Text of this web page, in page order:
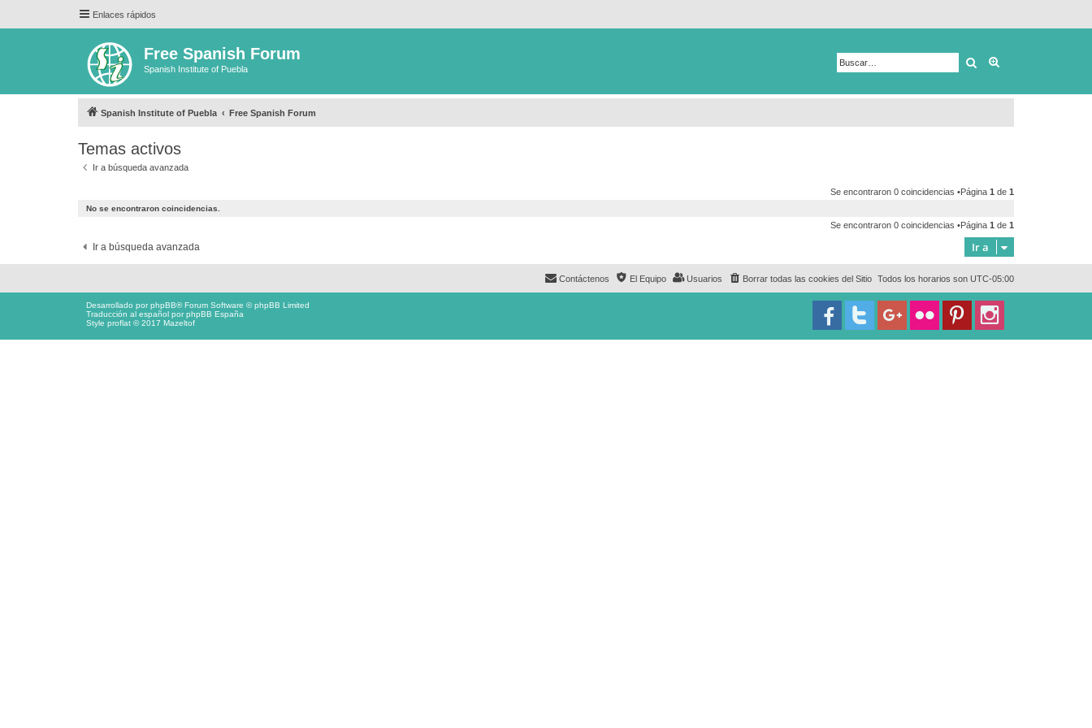
Enlaces rápidos
Free Spanish Forum
Spanish Institute of Puebla Buscar
Spanish Institute of Puebla Free Spanish Forum
Temas activos
Ir a búsqueda avanzada
Se encontraron 0 coincidencias •Página 1 de 1
No se encontraron coincidencias.
Se encontraron 0 coincidencias •Página 1 de 1
Ir a búsqueda avanzada Ir a
Todos los horarios son UTC-05:00
Borrar todas las cookies del Sitio
Usuarios
El Equipo
Contáctenos
Desarrollado porphpBB® Forum Software © phpBB Limited
Traducción al español porphpBB España
Style proflat © 2017 Mazeltof